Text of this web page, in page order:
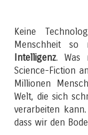
Keine
Menschheit
Intelligenz. Was
Science-Fiction
Millionen
Welt, die sich
verarbeiten
dass wir den